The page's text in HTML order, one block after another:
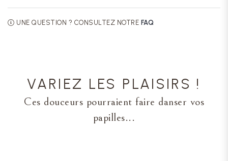
UNE QUESTION ? CONSULTEZ NOTRE FAQ
VARIEZ LES PLAISIRS !
Ces douceurs pourraient faire danser vos
papilles...